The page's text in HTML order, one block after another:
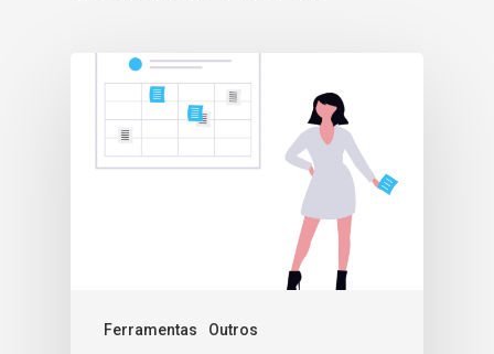
Ferramentas Outros